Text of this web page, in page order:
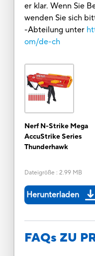
er klar. Wenn Sie
wenden Sie sich
-Abteilung unter
om/de-ch
Nerf N-Strike Mega
AccuStrike Series
Thunderhawk
Dateigröße : 2.99 MB
Herunterladen
FAQs ZU